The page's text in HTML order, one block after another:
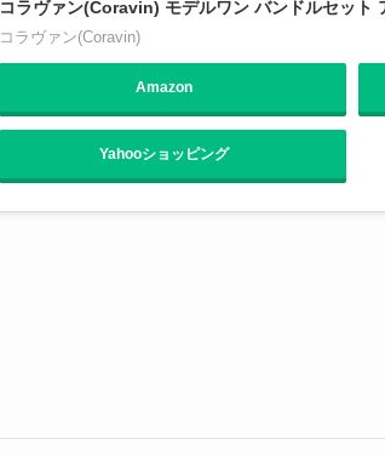
コラヴァン(Coravin) モデルワン バンドルセット
コラヴァン(Coravin)
Amazon
Yahooショッピング